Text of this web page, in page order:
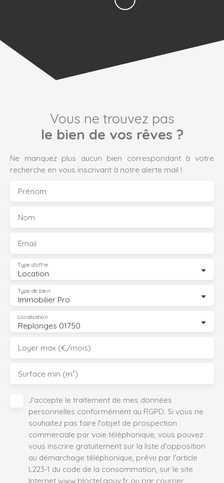
Vous ne trouvez pas
le bien de vos rêves ?
Ne manquez plus aucun bien correspondant à votre
recherche en vous inscrivant à notre alerte mail !
Prénom
Nom
Email
Location
Type d'offre
Immobilier Pro
Type de bien
Replonges 01750
Localisation
Loyer max (€/mois)
Surface min (m²)
J'accepte le traitement de mes données
personnelles conformément au RGPD. Si vous ne
souhaitez pas faire l'objet de prospection
commerciale par voie téléphonique, vous pouvez
vous inscrire gratuitement sur la liste d'opposition
au démarchage téléphonique, prévu par l'article
L223-1 du code de la consommation, sur le site
Internet www.bloctel.gouv.fr ou par courrier